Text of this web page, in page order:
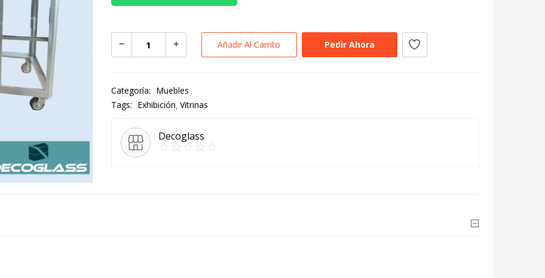
Añadir Al Carrito Pedir Ahora
Categoría: Muebles
Tags: Exhibición Vitrinas
Decoglass